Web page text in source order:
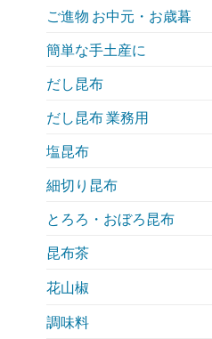
ご進物 お中元・お歳暮
簡単な手土産に
だし昆布
だし昆布 業務用
塩昆布
細切り昆布
とろろ・おぼろ昆布
昆布茶
花山椒
調味料